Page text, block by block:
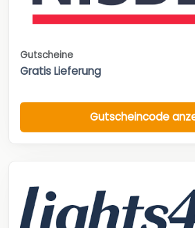
Gutscheine
Gratis Lieferung
Gutscheincode